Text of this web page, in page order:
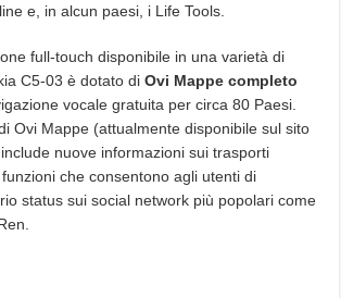
e, in alcun paesi, i Life Tools.
full-touch disponibile in una varietà di
C5-03 è dotato diOvi Mappe completo
vocale gratuita per circa 80 Paesi.
Ovi Mappe (attualmente disponibile sul sito
nuove informazioni sui trasporti
che consentono agli utenti di
status sui social network più popolari come